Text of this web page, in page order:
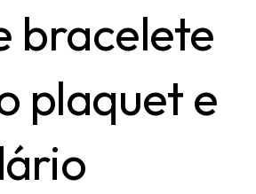
bracelete
plaquet e